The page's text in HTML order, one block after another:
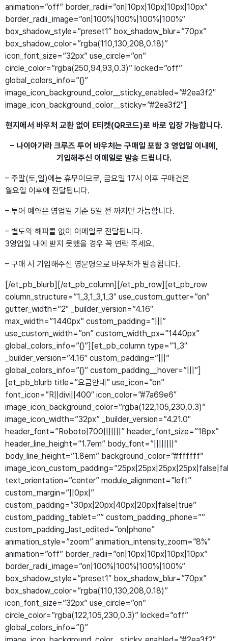
animation=”off” border_radii=”on|10px|10px|10px|10px”
border_radii_image=”on|100%|100%|100%|100%”
box_shadow_style=”preset1″ box_shadow_blur=”70px”
box_shadow_color=”rgba(110,130,208,0.18)”
icon_font_size=”32px” use_circle=”on”
circle_color=”rgba(250,94,93,0.3)” locked=”off”
global_colors_info=”{}”
image_icon_background_color__sticky_enabled=”#2ea3f2″
image_icon_background_color__sticky=”#2ea3f2″]
현지에서 바우처 교환 없이 E티켓(QR코드)로 바로 입장 가능합니다.
– 나이아가라 크루즈 투어 바우처는 구매일 포함 3 영업일 이내에,
기입해주신 이메일로 발송 드립니다.
– 주말(토,일)에는 휴무이므로, 금요일 17시 이후 구매건은
월요일 이후에 전달됩니다.
– 투어 예약은 영업일 기준 5일 전 까지만 가능합니다.
– 별도의 해피콜 없이 이메일로 전달됩니다.
3영업일 내에 받지 못했을 경우 꼭 연락 주세요.
– 구매 시 기입해주신 영문명으로 바우처가 발송됩니다.
[/et_pb_blurb][/et_pb_column][/et_pb_row][et_pb_row
column_structure=”1_3,1_3,1_3″ use_custom_gutter=”on”
gutter_width=”2″ _builder_version=”4.16″
max_width=”1440px” custom_padding=”|||”
use_custom_width=”on” custom_width_px=”1440px”
global_colors_info=”{}”][et_pb_column type=”1_3″
_builder_version=”4.16″ custom_padding=”|||”
global_colors_info=”{}” custom_padding__hover=”|||”]
[et_pb_blurb title=”요금안내” use_icon=”on”
font_icon=”R||divi||400″ icon_color=”#7a69e6″
image_icon_background_color=”rgba(122,105,230,0.3)”
image_icon_width=”32px” _builder_version=”4.21.0″
header_font=”Roboto|700|||||||” header_font_size=”18px”
header_line_height=”1.7em” body_font=”||||||||”
body_line_height=”1.8em” background_color=”#ffffff”
text_orientation=”center” module_alignment=”left”
custom_margin=”||0px|”
custom_padding=”30px|20px|40px|20px|false|true”
custom_padding_tablet=”” custom_padding_phone=””
custom_padding_last_edited=”on|phone”
animation_style=”zoom” animation_intensity_zoom=”8%”
animation=”off” border_radii=”on|10px|10px|10px|10px”
border_radii_image=”on|100%|100%|100%|100%”
box_shadow_style=”preset1″ box_shadow_blur=”70px”
box_shadow_color=”rgba(110,130,208,0.18)”
icon_font_size=”32px” use_circle=”on”
circle_color=”rgba(122,105,230,0.3)” locked=”off”
global_colors_info=”{}”